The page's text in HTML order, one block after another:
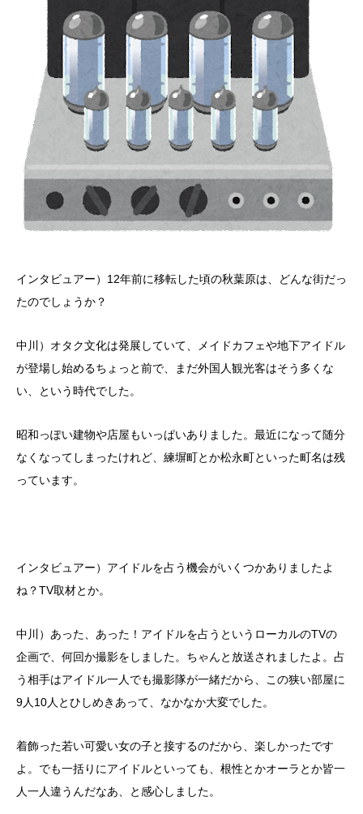
インタビュアー）12年前に移転した頃の秋葉原は、どんな街だっ
たのでしょうか？
中川）オタク文化は発展していて、メイドカフェや地下アイドル
が登場し始めるちょっと前で、まだ外国人観光客はそう多くな
い、という時代でした。
昭和っぽい建物や店屋もいっぱいありました。最近になって随分
なくなってしまったけれど、練塀町とか松永町といった町名は残
っています。
インタビュアー）アイドルを占う機会がいくつかありましたよ
ね？TV取材とか。
中川）あった、あった！アイドルを占うというローカルのTVの
企画で、何回か撮影をしました。ちゃんと放送されましたよ。占
う相手はアイドル一人でも撮影隊が一緒だから、この狭い部屋に
9人10人とひしめきあって、なかなか大変でした。
着飾った若い可愛い女の子と接するのだから、楽しかったです
よ。でも一括りにアイドルといっても、根性とかオーラとか皆一
人一人違うんだなあ、と感心しました。